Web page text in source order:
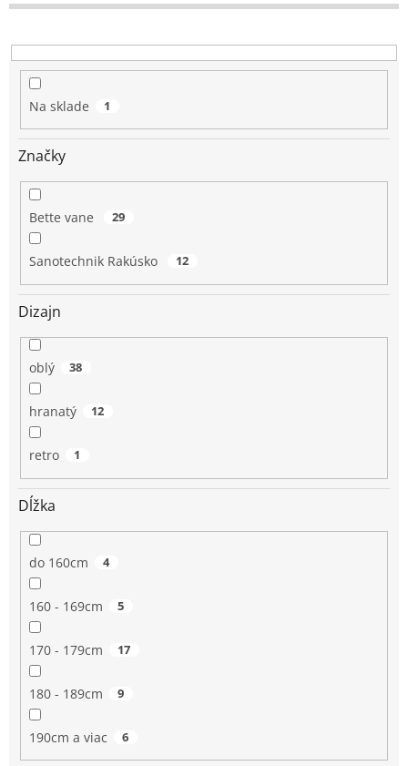
r
d
o
Na sklade 1
Značky
Bette vane 29
Sanotechnik Rakúsko 12
Dizajn
oblý 38
hranatý 12
retro 1
Dĺžka
do 160cm 4
160 - 169cm 5
170 - 179cm 17
180 - 189cm 9
190cm a viac 6